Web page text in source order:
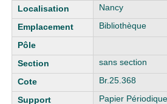
Nancy
Bibliothèque
sans section
Br.25.368
Papier Périodique